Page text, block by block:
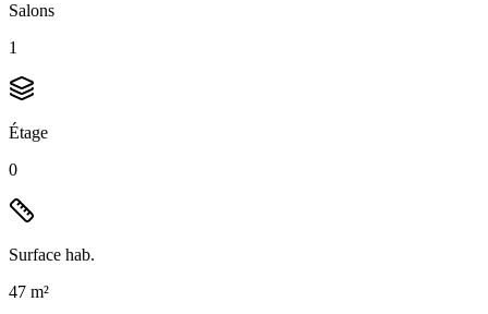
Salons
1
Étage
0
Surface hab.
47 m²